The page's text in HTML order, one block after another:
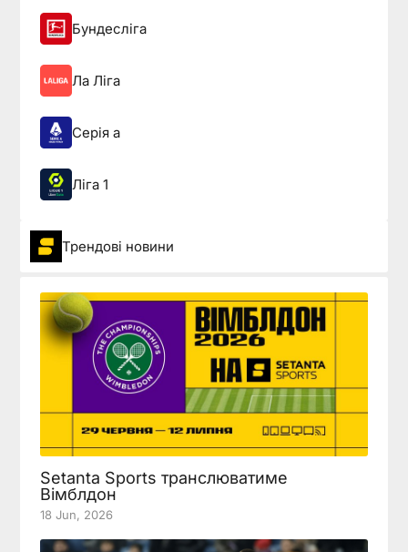
Бундесліга
Ла Ліга
Серія а
Ліга 1
Трендові новини
Setanta Sports транслюватиме
Вімблдон
18 Jun, 2026